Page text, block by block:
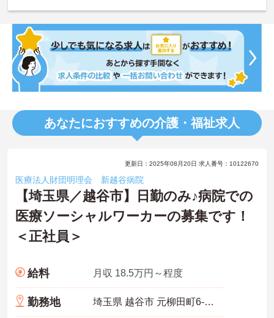
あなたにおすすめの介護・福祉求人
更新日：2025年08月20日 求人番号：10122670
医療法人財団明理会 新越谷病院
【埼玉県／越谷市】日勤のみ♪病院での
医療ソーシャルワーカーの募集です！
＜正社員＞
給料 月収 18.5万円～程度
勤務地 埼玉県 越谷市 元柳田町6-45